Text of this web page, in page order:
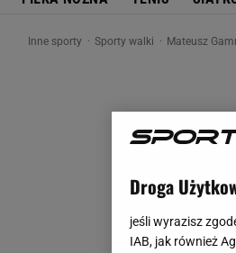
Inne sporty Sporty walki Mateusz
Droga
jeśli wyrazisz
IAB, jak również